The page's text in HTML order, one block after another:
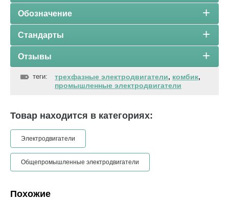
Обозначение
Стандарты
Отзывы
теги: трехфазные электродвигатели, комбик,
промышленные электродвигатели
Товар находится в категориях:
Электродвигатели
Общепромышленные электродвигатели
Похожие